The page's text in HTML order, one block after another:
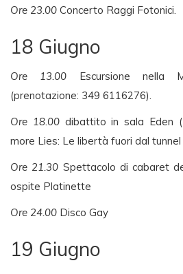
Ore 23.00 Concerto Raggi Fotonici.
18 Giugno
Ore 13.00 Escursione nella
(prenotazione: 349 6116276).
Ore 18.00dibattito in sala Eden
more Lies: Le libertà fuori dal
Ore 21.30 Spettacolo di cabaret
ospite Platinette
Ore 24.00 Disco Gay
19 Giugno